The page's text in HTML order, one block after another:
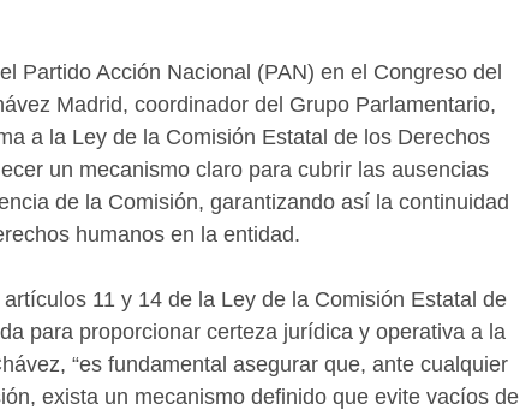
Partido Acción Nacional (PAN) en el Congreso del
Madrid, coordinador del Grupo Parlamentario,
a la Ley de la Comisión Estatal de los Derechos
un mecanismo claro para cubrir las ausencias
de la Comisión, garantizando así la continuidad
humanos en la entidad.
11 y 14 de la Ley de la Comisión Estatal de
para proporcionar certeza jurídica y operativa a la
“es fundamental asegurar que, ante cualquier
exista un mecanismo definido que evite vacíos de